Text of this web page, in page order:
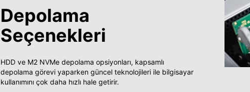
Depolama
Seçenekleri
HDD ve M2 NVMe depolama opsiyonları, kapsamlı
depolama görevi yaparken güncel teknolojileri ile bilgisayar
kullanımını çok daha hızlı hale getirir.